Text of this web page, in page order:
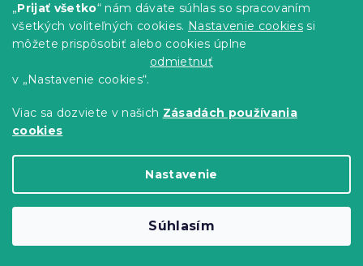
„Prijať všetko“ nám dávate súhlas so spracovaním
všetkých voliteľných cookies. Nastavenie cookies si
môžete prispôsobiť alebo cookies úplne
odmietnuť
v „Nastavenie cookies“.
Viac sa dozviete v našich Zásadách používania
cookies
Nastavenie
Súhlasím
42 € Do Košíka
Výpredaj